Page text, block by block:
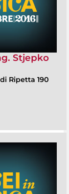
Stjepko
Ripetta 190